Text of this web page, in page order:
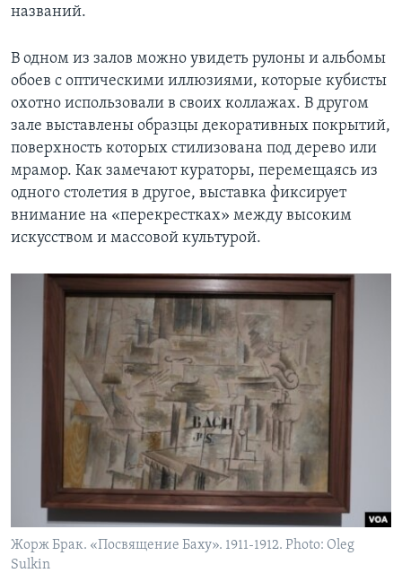
названий.
В одном из залов можно увидеть рулоны и альбомы
обоев с оптическими иллюзиями, которые кубисты
охотно использовали в своих коллажах. В другом
зале выставлены образцы декоративных покрытий,
поверхность которых стилизована под дерево или
мрамор. Как замечают кураторы, перемещаясь из
одного столетия в другое, выставка фиксирует
внимание на «перекрестках» между высоким
искусством и массовой культурой.
Жорж Брак. «Посвящение Баху». 1911-1912. Photo: Oleg
Sulkin